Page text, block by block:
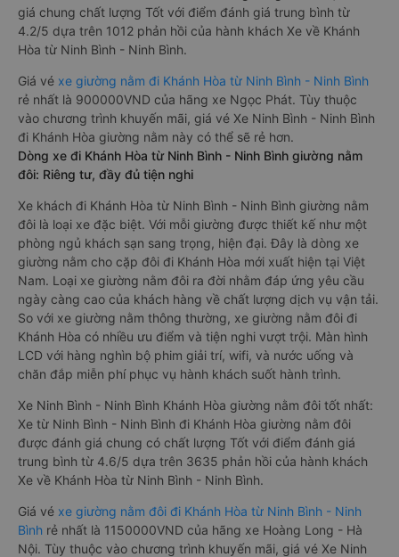
giá chung chất lượng Tốt với điểm đánh giá trung bình từ
4.2/5 dựa trên 1012 phản hồi của hành khách Xe về Khánh
Hòa từ Ninh Bình - Ninh Bình.
Giá vé xe giường nằm đi Khánh Hòa từ Ninh Bình - Ninh Bình
rẻ nhất là 900000VND của hãng xe Ngọc Phát. Tùy thuộc
vào chương trình khuyến mãi, giá vé Xe Ninh Bình - Ninh Bình
đi Khánh Hòa giường nằm này có thể sẽ rẻ hơn.
Dòng xe đi Khánh Hòa từ Ninh Bình - Ninh Bình giường nằm
đôi: Riêng tư, đầy đủ tiện nghi
Xe khách đi Khánh Hòa từ Ninh Bình - Ninh Bình giường nằm
đôi là loại xe đặc biệt. Với mỗi giường được thiết kế như một
phòng ngủ khách sạn sang trọng, hiện đại. Đây là dòng xe
giường nằm cho cặp đôi đi Khánh Hòa mới xuất hiện tại Việt
Nam. Loại xe giường nằm đôi ra đời nhằm đáp ứng yêu cầu
ngày càng cao của khách hàng về chất lượng dịch vụ vận tải.
So với xe giường nằm thông thường, xe giường nằm đôi đi
Khánh Hòa có nhiều ưu điểm và tiện nghi vượt trội. Màn hình
LCD với hàng nghìn bộ phim giải trí, wifi, và nước uống và
chăn đắp miễn phí phục vụ hành khách suốt hành trình.
Xe Ninh Bình - Ninh Bình Khánh Hòa giường nằm đôi tốt nhất:
Xe từ Ninh Bình - Ninh Bình đi Khánh Hòa giường nằm đôi
được đánh giá chung có chất lượng Tốt với điểm đánh giá
trung bình từ 4.6/5 dựa trên 3635 phản hồi của hành khách
Xe về Khánh Hòa từ Ninh Bình - Ninh Bình.
Giá vé xe giường nằm đôi đi Khánh Hòa từ Ninh Bình - Ninh
Bình rẻ nhất là 1150000VND của hãng xe Hoàng Long - Hà
Nội. Tùy thuộc vào chương trình khuyến mãi, giá vé Xe Ninh